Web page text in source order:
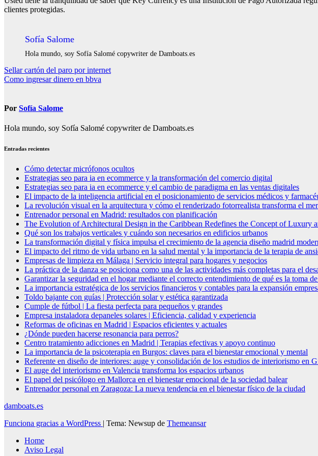
clientes protegidas.
Sofía Salome
Hola mundo, soy Sofía Salomé copywriter de Damboats.es
Navegación
de
Sellar cartón del paro por internet
Como ingresar dinero en bbva
Por Sofía Salome
Hola mundo, soy Sofía Salomé copywriter de Damboats.es
Entradas recientes
Cómo detectar micrófonos ocultos
Estrategias seo para ia en ecommerce y la transformación del comercio digital
Estrategias seo para ia en ecommerce y el cambio de paradigma en las ventas digitales
El impacto de la inteligencia artificial en el posicionamiento de servicios médicos y
La revolución visual en la arquitectura y cómo el renderizado fotorrealista transforma el
Entrenador personal en Madrid: resultados con planificación
The Evolution of Architectural Design in the Caribbean Redefines the Concept of Luxury
Qué son los trabajos verticales y cuándo son necesarios en edificios urbanos
La transformación digital y física impulsa el crecimiento de la agencia diseño madrid
El impacto del ritmo de vida urbano en la salud mental y la importancia de la terapia de
Empresas de limpieza en Málaga | Servicio integral para hogares y negocios
La práctica de la danza se posiciona como una de las actividades más completas para el
Garantizar la seguridad en el hogar mediante el correcto entendimiento de qué es la toma
La importancia estratégica de los servicios financieros y contables para la expansión
Toldo bajante con guías | Protección solar y estética garantizada
Cumple de fútbol | La fiesta perfecta para pequeños y grandes
Empresa instaladora depaneles solares | Eficiencia, calidad y experiencia
Reformas de oficinas en Madrid | Espacios eficientes y actuales
¿Dónde pueden hacerse resonancia para perros?
Centro tratamiento adicciones en Madrid | Terapias efectivas y apoyo continuo
La importancia de la psicoterapia en Burgos: claves para el bienestar emocional y mental
Referente en diseño de interiores: auge y consolidación de los estudios de interiorismo en
El auge del interiorismo en Valencia transforma los espacios urbanos
El papel del psicólogo en Mallorca en el bienestar emocional de la sociedad balear
Entrenador personal en Zaragoza: La nueva tendencia en el bienestar físico de la ciudad
damboats.es
Funciona gracias a WordPress | Tema: Newsup de Themeansar
Home
Aviso Legal